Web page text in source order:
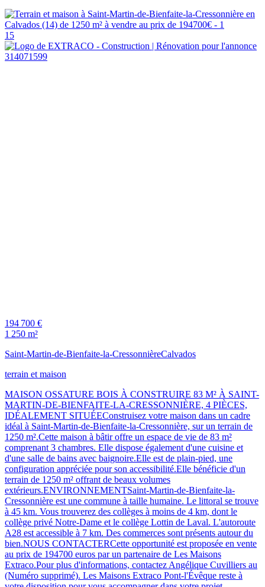
15
194 700 €
1 250 m²
Saint-Martin-de-Bienfaite-la-CressonnièreCalvados
terrain et maison
MAISON OSSATURE BOIS À CONSTRUIRE 83 M² À SAINT-
MARTIN-DE-BIENFAITE-LA-CRESSONNIÈRE, 4 PIÈCES,
IDÉALEMENT SITUÉEConstruisez votre maison dans un cadre
idéal à Saint-Martin-de-Bienfaite-la-Cressonnière, sur un terrain de
1250 m².Cette maison à bâtir offre un espace de vie de 83 m²
comprenant 3 chambres. Elle dispose également d'une cuisine et
d'une salle de bains avec baignoire.Elle est de plain-pied, une
configuration appréciée pour son accessibilité.Elle bénéficie d'un
terrain de 1250 m² offrant de beaux volumes
extérieurs.ENVIRONNEMENTSaint-Martin-de-Bienfaite-la-
Cressonnière est une commune à taille humaine. Le littoral se trouve
à 45 km. Vous trouverez des collèges à moins de 4 km, dont le
collège privé Notre-Dame et le collège Lottin de Laval. L'autoroute
A28 est accessible à 7 km. Des commerces sont présents autour du
bien.NOUS CONTACTERCette opportunité est proposée en vente
au prix de 194700 euros par un partenaire de Les Maisons
Extraco.Pour plus d'informations, contactez Angélique Cuvilliers au
(Numéro supprimé). Les Maisons Extraco Pont-l'Évêque reste à